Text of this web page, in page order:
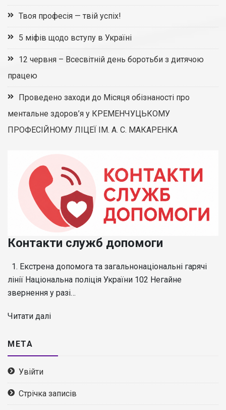
Твоя професія — твій успіх!
5 міфів щодо вступу в Україні
12 червня – Всесвітній день боротьби з дитячою
працею
Проведено заходи до Місяця обізнаності про
ментальне здоров’я у КРЕМЕНЧУЦЬКОМУ
ПРОФЕСІЙНОМУ ЛІЦЕЇ ІМ. А. С. МАКАРЕНКА
Контакти служб допомоги
1. Екстрена допомога та загальнонаціональні гарячі
лінії Національна поліція України 102 Негайне
звернення у разі…
Читати далі
МЕТА
Увійти
Стрічка записів